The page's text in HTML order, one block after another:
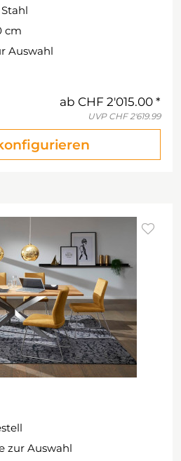
cm
Auswahl
ab CHF 2'015.00
UVP CHF 2'619.99
zur Auswahl